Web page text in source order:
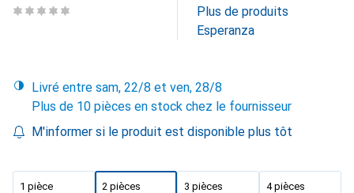
Plus de produits
Esperanza
Livré entre sam, 22/8 et ven, 28/8
Plus de 10 pièces en stock chez le fournisseur
M'informer si le produit est disponible plus tôt
1 pièce
2 pièces
3 pièces
4 pièces